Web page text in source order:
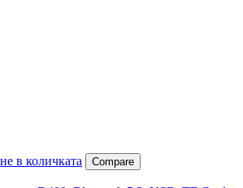
в количката Compare